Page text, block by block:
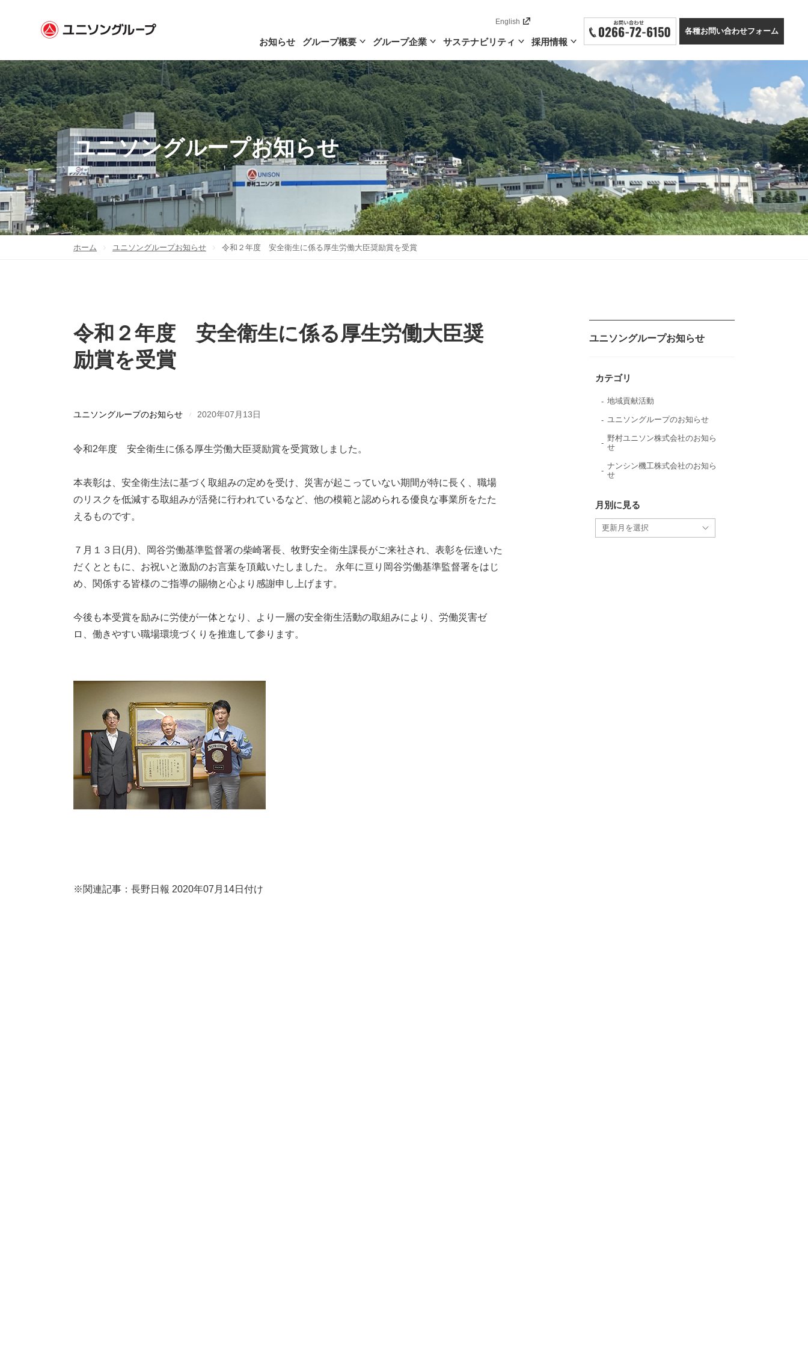
お知らせ グループ概要 グループ企業 サステナビリティ 採用情報
各種お問い合わせフォーム
English
ユニソングループお知らせ
ホーム ユニソングループお知らせ 令和２年度 安全衛生に係る厚生労働大臣奨励賞を受賞
令和２年度 安全衛生に係る厚生労働大臣奨
励賞を受賞
ユニソングループのお知らせ 2020年07月13日
令和2年度 安全衛生に係る厚生労働大臣奨励賞を受賞致しました。
本表彰は、安全衛生法に基づく取組みの定めを受け、災害が起こっていない期間が特に長く、職場
のリスクを低減する取組みが活発に行われているなど、他の模範と認められる優良な事業所をたた
えるものです。
７月１３日(月)、岡谷労働基準監督署の柴崎署長、牧野安全衛生課長がご来社され、表彰を伝達いた
だくとともに、お祝いと激励のお言葉を頂戴いたしました。 永年に亘り岡谷労働基準監督署をはじ
め、関係する皆様のご指導の賜物と心より感謝申し上げます。
今後も本受賞を励みに労使が一体となり、より一層の安全衛生活動の取組みにより、労働災害ゼ
ロ、働きやすい職場環境づくりを推進して参ります。
※関連記事：長野日報 2020年07月14日付け
ユニソングループお知らせ
カテゴリ
地域貢献活動
ユニソングループのお知らせ
野村ユニソン株式会社のお知ら
せ
ナンシン機工株式会社のお知ら
せ
月別に見る